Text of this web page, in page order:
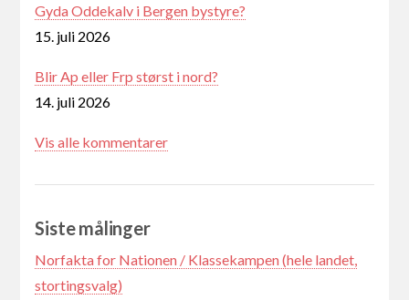
Gyda Oddekalv i Bergen bystyre?
15. juli 2026
Blir Ap eller Frp størst i nord?
14. juli 2026
Vis alle kommentarer
Siste målinger
Norfakta for Nationen / Klassekampen (hele landet,
stortingsvalg)